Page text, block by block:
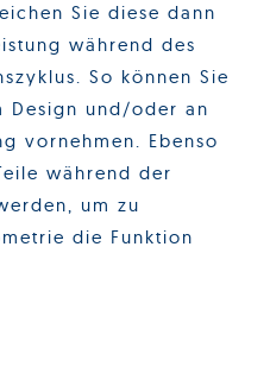
Sie diese dann
während des
So können Sie
Design und/oder an
vornehmen. Ebenso
während der
um zu
die Funktion